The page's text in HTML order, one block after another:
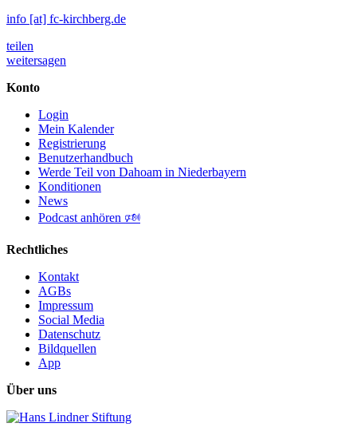
info [at] fc-kirchberg.de
teilen
weitersagen
Konto
Login
Mein Kalender
Registrierung
Benutzerhandbuch
Werde Teil von Dahoam in Niederbayern
Konditionen
News
Podcast anhören 🕬
Rechtliches
Kontakt
AGBs
Impressum
Social Media
Datenschutz
Bildquellen
App
Über uns